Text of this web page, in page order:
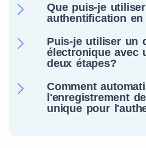
Que puis-je
authentification
Puis-je utiliser un
électronique avec
deux étapes?
Comment
l'enregistrement
unique pour